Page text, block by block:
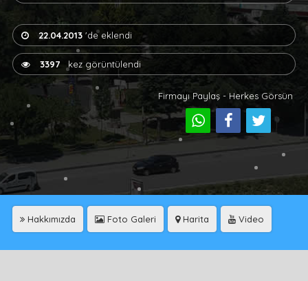
22.04.2013'de eklendi
3397kez görüntülendi
Firmayı Paylaş - Herkes Görsün
Hakkımızda Foto Galeri Harita Video